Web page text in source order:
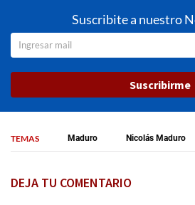
Suscribite a nuestro
Suscribirme
TEMAS Maduro Nicolás Maduro
DEJA TU COMENTARIO